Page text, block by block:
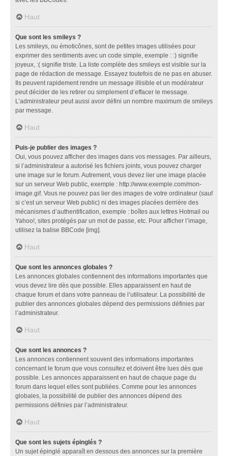
Haut
Que sont les smileys ?
Les smileys, ou émoticônes, sont de petites images utilisées pour
exprimer des sentiments avec un code simple, exemple : :) signifie
joyeux, :( signifie triste. La liste complète des smileys est visible sur la
page de rédaction de message. Essayez toutefois de ne pas en abuser.
Ils peuvent rapidement rendre un message illisible et un modérateur
peut décider de les retirer ou simplement d’effacer le message.
L’administrateur peut aussi avoir défini un nombre maximum de smileys
par message.
Haut
Puis-je publier des images ?
Oui, vous pouvez afficher des images dans vos messages. Par ailleurs,
si l’administrateur a autorisé les fichiers joints, vous pouvez charger
une image sur le forum. Autrement, vous devez lier une image placée
sur un serveur Web public, exemple : http://www.exemple.com/mon-
image.gif. Vous ne pouvez pas lier des images de votre ordinateur (sauf
si c’est un serveur Web public) ni des images placées derrière des
mécanismes d’authentification, exemple : boîtes aux lettres Hotmail ou
Yahoo!, sites protégés par un mot de passe, etc. Pour afficher l’image,
utilisez la balise BBCode [img].
Haut
Que sont les annonces globales ?
Les annonces globales contiennent des informations importantes que
vous devez lire dès que possible. Elles apparaissent en haut de
chaque forum et dans votre panneau de l’utilisateur. La possibilité de
publier des annonces globales dépend des permissions définies par
l’administrateur.
Haut
Que sont les annonces ?
Les annonces contiennent souvent des informations importantes
concernant le forum que vous consultez et doivent être lues dès que
possible. Les annonces apparaissent en haut de chaque page du
forum dans lequel elles sont publiées. Comme pour les annonces
globales, la possibilité de publier des annonces dépend des
permissions définies par l’administrateur.
Haut
Que sont les sujets épinglés ?
Un sujet épinglé apparaît en dessous des annonces sur la première